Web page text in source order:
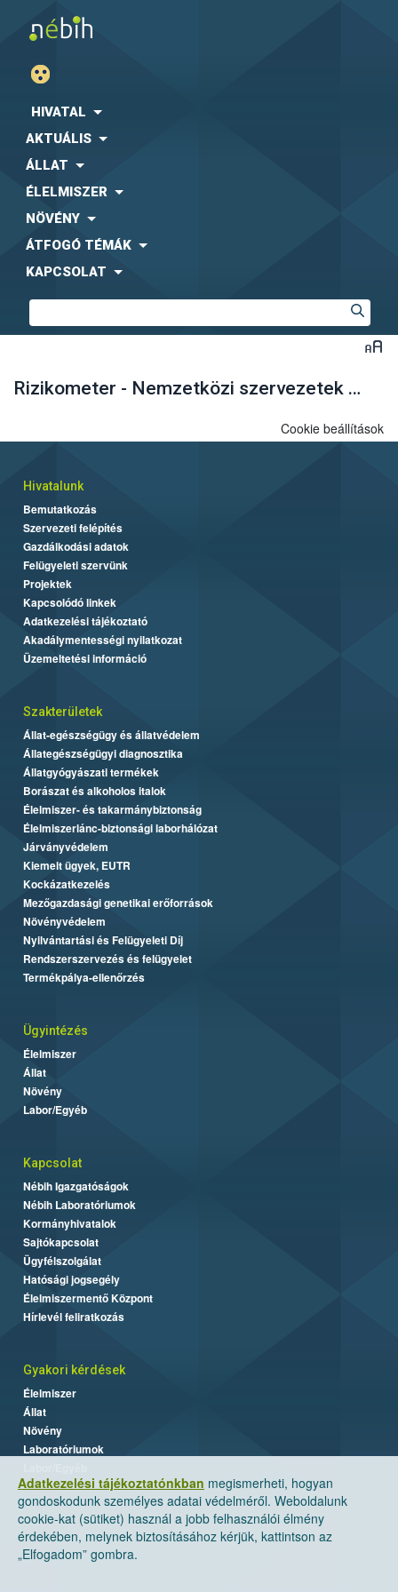
HIVATAL
AKTUÁLIS
ÁLLAT
ÉLELMISZER
NÖVÉNY
ÁTFOGÓ TÉMÁK
KAPCSOLAT
Rizikometer - Nemzetközi szervezetek véleménye, EU hírek
Adatkezelési tájékoztatónkban megismerheti, hogyan
gondoskodunk személyes adatai védelméről. Weboldalunk
cookie-kat (sütiket) használ a jobb felhasználói élmény
érdekében, melynek biztosításához kérjük, kattintson az
„Elfogadom” gombra.
Cookie beállítások
Hivatalunk
Bemutatkozás
Szervezeti felépítés
Gazdálkodási adatok
Felügyeleti szervünk
Projektek
Kapcsolódó linkek
Adatkezelési tájékoztató
Akadálymentességi nyilatkozat
Üzemeltetési információ
Szakterületek
Állat-egészségügy és állatvédelem
Állategészségügyi diagnosztika
Állatgyógyászati termékek
Borászat és alkoholos italok
Élelmiszer- és takarmánybiztonság
Élelmiszerlánc-biztonsági laborhálózat
Járványvédelem
Kiemelt ügyek, EUTR
Kockázatkezelés
Mezőgazdasági genetikai erőforrások
Növényvédelem
Nyilvántartási és Felügyeleti Díj
Rendszerszervezés és felügyelet
Termékpálya-ellenőrzés
Ügyintézés
Élelmiszer
Állat
Növény
Labor/Egyéb
Kapcsolat
Nébih Igazgatóságok
Nébih Laboratóriumok
Kormányhivatalok
Sajtókapcsolat
Ügyfélszolgálat
Hatósági jogsegély
Élelmiszermentő Központ
Hírlevél feliratkozás
Gyakori kérdések
Élelmiszer
Állat
Növény
Laboratóriumok